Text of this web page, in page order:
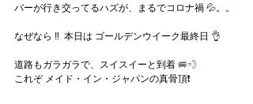
バーが行き交ってるハズが、まるでコロナ禍 💦。。
なぜなら ‼ 本日は ゴールデンウイーク最終日 👌
道路もガラガラで、スイスイーと到着 🚐💨
これぞ メイド・イン・ジャパンの真骨頂❗